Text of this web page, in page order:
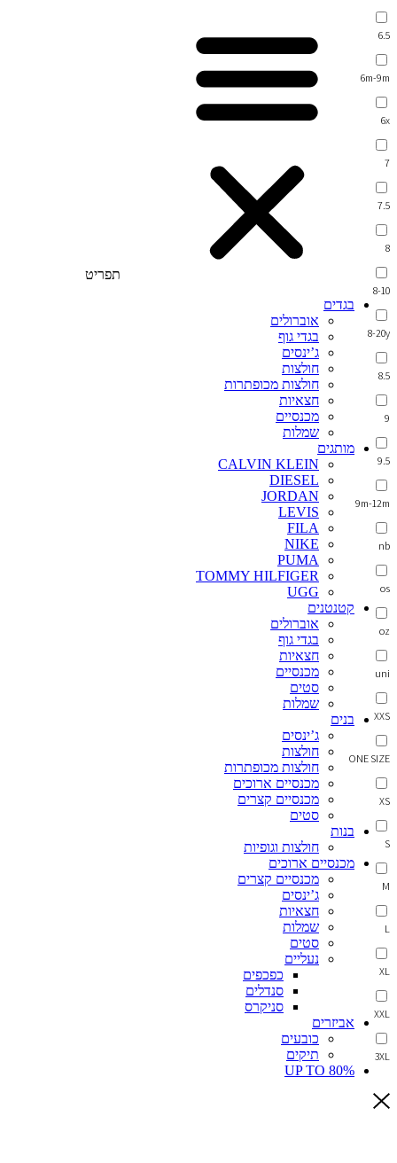
6.5
6m-9m
6x
7
7.5
8
8-10
8-20y
8.5
9
9.5
9m-12m
nb
os
oz
uni
XXS
ONE SIZE
XS
S
M
L
XL
XXL
3XL
תפריט
בגדים
אוברולים
בגדי גוף
ג’ינסים
חולצות
חולצות מכופתרות
חצאיות
מכנסיים
שמלות
מותגים
CALVIN KLEIN
DIESEL
JORDAN
LEVIS
FILA
NIKE
PUMA
TOMMY HILFIGER
UGG
קטנטנים
אוברולים
בגדי גוף
חצאיות
מכנסיים
סטים
שמלות
בנים
ג’ינסים
חולצות
חולצות מכופתרות
מכנסיים ארוכים
מכנסיים קצרים
סטים
בנות
חולצות וגופיות
מכנסיים ארוכים
מכנסיים קצרים
ג’ינסים
חצאיות
שמלות
סטים
נעליים
כפכפים
סנדלים
סניקרס
אביזרים
כובעים
תיקים
UP TO 80%